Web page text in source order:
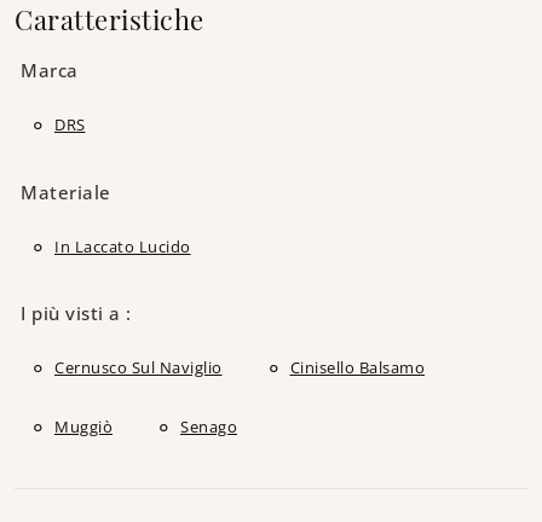
Caratteristiche
Marca
DRS
Materiale
In Laccato Lucido
I più visti a :
Cernusco Sul Naviglio Cinisello Balsamo
Muggiò Senago